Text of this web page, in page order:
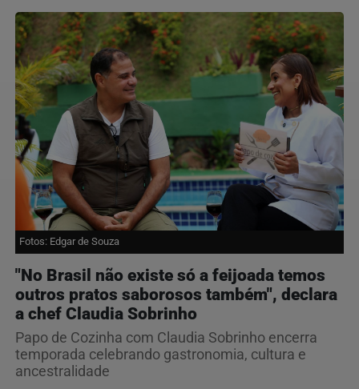
Fotos: Edgar de Souza
"No Brasil não existe só a feijoada temos
outros pratos saborosos também", declara
a chef Claudia Sobrinho
Papo de Cozinha com Claudia Sobrinho encerra
temporada celebrando gastronomia, cultura e
ancestralidade